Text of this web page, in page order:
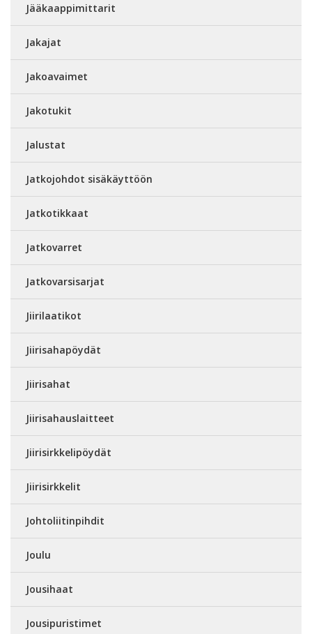
Jääkaappimittarit
Jakajat
Jakoavaimet
Jakotukit
Jalustat
Jatkojohdot sisäkäyttöön
Jatkotikkaat
Jatkovarret
Jatkovarsisarjat
Jiirilaatikot
Jiirisahapöydät
Jiirisahat
Jiirisahauslaitteet
Jiirisirkkelipöydät
Jiirisirkkelit
Johtoliitinpihdit
Joulu
Jousihaat
Jousipuristimet